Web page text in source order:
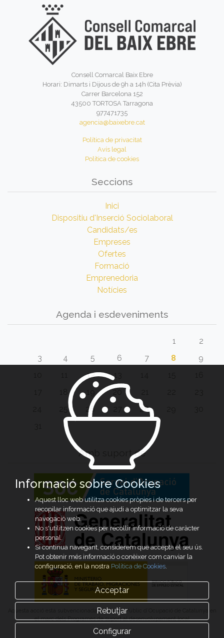
Consell Comarcal Baix Ebre
Horari: Dimarts i Dijous de 9h a 14h (Cita Prèvia)
Carrer Barcelona 152
43500 TORTOSA Tarragona
977471735
agencia@baixebre.cat
Política de privacitat
Avís legal
Política de cookies
Seccions
Inici
Dispositiu d'Inserció Sociolaboral
Candidats/es
Empreses
Ofertes
Formació
Emprenedoria
Notícies
Agenda i esdeveniments
1
2
3
4 5 6 7 8
9
12 13
20
26 28
Amb suport de
Aquesta acció està subvencionada pel Servei Públic d’Ocupació de Catalunya en
el marc dels Programes de suport al desenvolupament local
Informació sobre Cookies
Aquest lloc web utilitza cookies pròpies i de tercers per
recopilar informació que ajudi a optimitzar la seva
navegació web.
No s'utilitzen cookies per recollir informació de caràcter
personal.
Si continua navegant, considerem que accepta el seu ús.
Pot obtenir més informació o conèixer com canviar la
configuració, en la nostra Política de Cookies.
Acceptar
Rebutjar
Configurar